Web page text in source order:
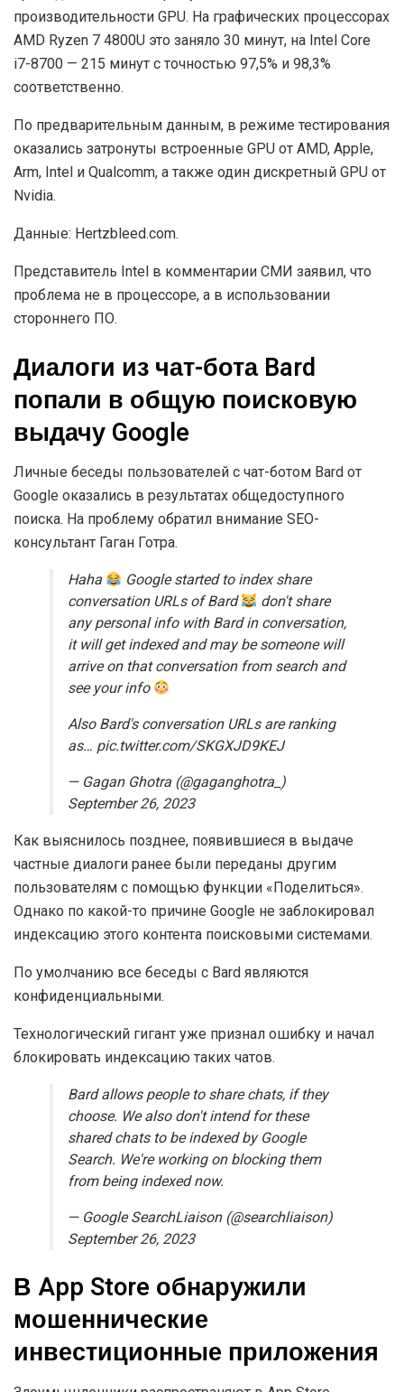
производительности GPU. На графических процессорах
AMD Ryzen 7 4800U это заняло 30 минут, на Intel Core
i7-8700 — 215 минут с точностью 97,5% и 98,3%
соответственно.
По предварительным данным, в режиме тестирования
оказались затронуты встроенные GPU от AMD, Apple,
Arm, Intel и Qualcomm, а также один дискретный GPU от
Nvidia.
Данные: Hertzbleed.com.
Представитель Intel в комментарии СМИ заявил, что
проблема не в процессоре, а в использовании
стороннего ПО.
Диалоги из чат-бота Bard
попали в общую поисковую
выдачу Google
Личные беседы пользователей с чат-ботом Bard от
Google оказались в результатах общедоступного
поиска. На проблему обратил внимание SEO-
консультант Гаган Готра.
Haha
Google started to index share
conversation URLs of Bard
don't share
any personal info with Bard in conversation,
it will get indexed and may be someone will
arrive on that conversation from search and
see your info
Also Bard's conversation URLs are ranking
as… pic.twitter.com/SKGXJD9KEJ
— Gagan Ghotra (@gaganghotra_)
September 26, 2023
Как выяснилось позднее, появившиеся в выдаче
частные диалоги ранее были переданы другим
пользователям с помощью функции «Поделиться».
Однако по какой-то причине Google не заблокировал
индексацию этого контента поисковыми системами.
По умолчанию все беседы с Bard являются
конфиденциальными.
Технологический гигант уже признал ошибку и начал
блокировать индексацию таких чатов.
Bard allows people to share chats, if they
choose. We also don't intend for these
shared chats to be indexed by Google
Search. We're working on blocking them
from being indexed now.
— Google SearchLiaison (@searchliaison)
September 26, 2023
В App Store обнаружили
мошеннические
инвестиционные приложения